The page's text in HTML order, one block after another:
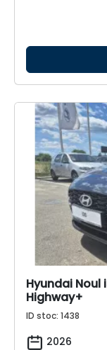
Hyundai Noul
Highway+
ID stoc: 1438
2026